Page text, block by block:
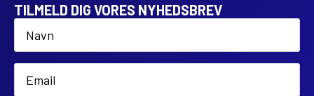
TILMELD DIG VORES NYHEDSBREV
Name
Email